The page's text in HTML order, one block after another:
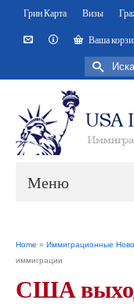
Грин Карта Визы
Ваша
Искать:
Меню
Home » Иммиграционные
иммиграции
США